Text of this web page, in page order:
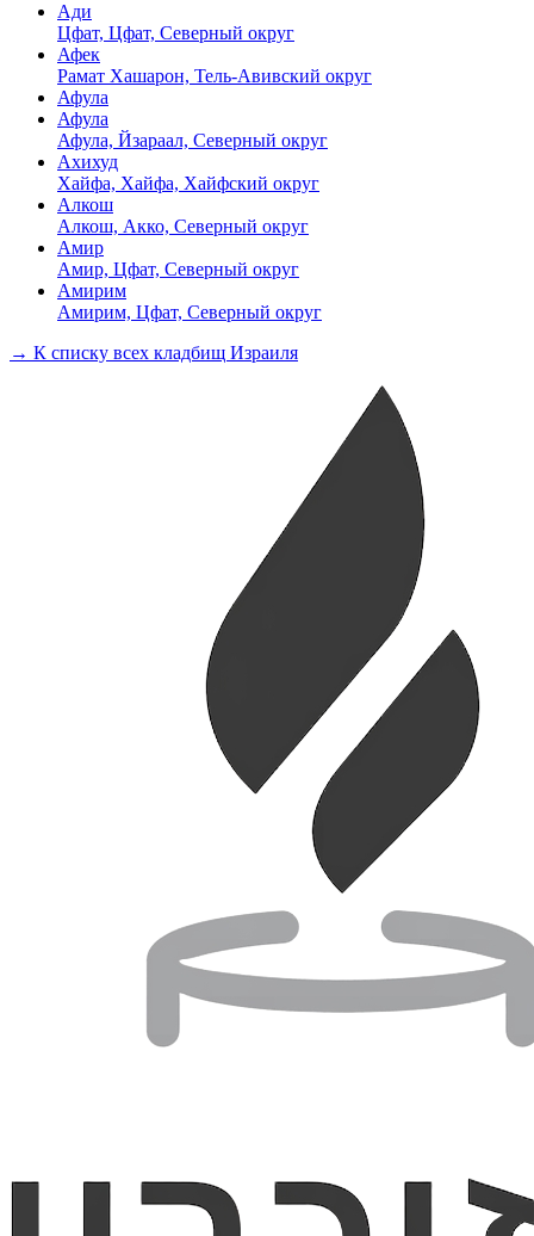
Ади
Цфат, Цфат, Северный округ
Афек
Рамат Хашарон, Тель-Авивский округ
Афула
Афула
Афула, Йзараал, Северный округ
Ахихуд
Хайфа, Хайфа, Хайфский округ
Алкош
Алкош, Акко, Северный округ
Амир
Амир, Цфат, Северный округ
Амирим
Амирим, Цфат, Северный округ
→ К списку всех кладбищ Израиля